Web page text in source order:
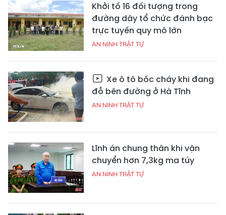
Khởi tố 16 đối tượng trong
đường dây tổ chức đánh bạc
trực tuyến quy mô lớn
AN NINH TRẬT TỰ
Xe ô tô bốc cháy khi đang
đỗ bên đường ở Hà Tĩnh
AN NINH TRẬT TỰ
Lĩnh án chung thân khi vận
chuyển hơn 7,3kg ma túy
AN NINH TRẬT TỰ